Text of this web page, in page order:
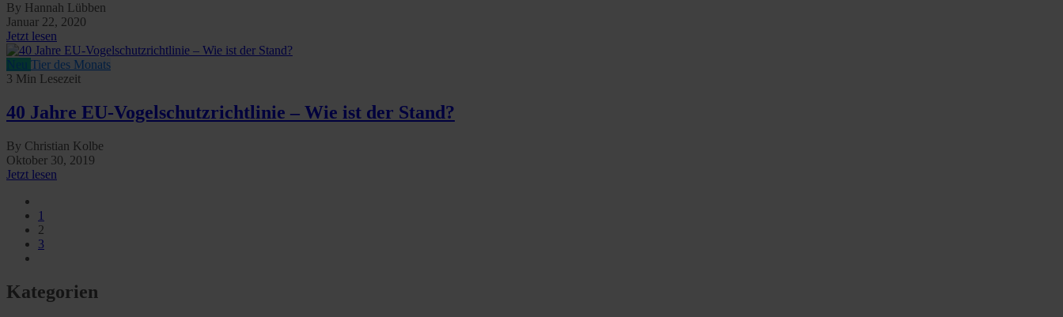
By Hannah Lübben
Januar 22, 2020
Jetzt lesen
Tier des Monats
3 Min Lesezeit
40 Jahre EU-Vogelschutzrichtlinie – Wie ist der Stand?
By Christian Kolbe
Oktober 30, 2019
Jetzt lesen
1
2
3
Kategorien